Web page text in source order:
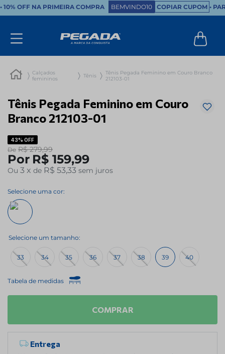
• 10% OFF NA PRIMEIRA COMPRA BEMVINDO10 COPIAR CUPOM •
Calçados
femininos
Tênis
Tênis Pegada Feminino em Couro Branco
212103-01
Tênis Pegada Feminino em Couro
Branco 212103-01
43% OFF
De R$ 279,99
Por R$ 159,99
Ou 3 x de R$ 53,33 sem juros
Selecione uma cor:
33 34 35 36 37 38 39 40
Tabela de medidas
COMPRAR
Entrega